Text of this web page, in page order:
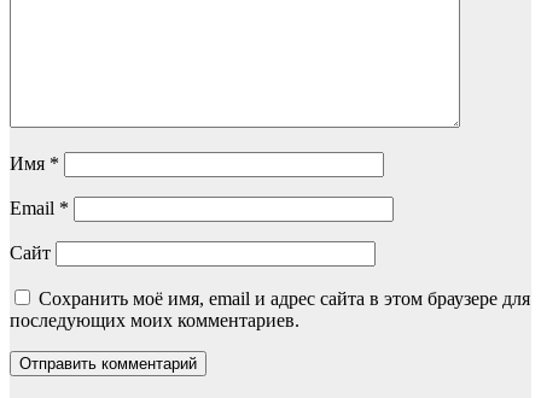
Имя *
Email *
Сайт
Сохранить моё имя, email и адрес сайта в этом браузере для
последующих моих комментариев.